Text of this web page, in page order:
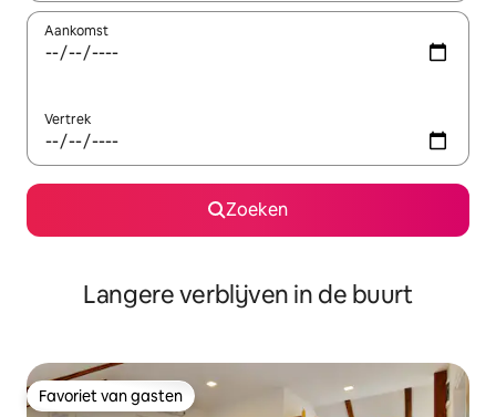
Aankomst
Vertrek
Zoeken
Langere verblijven in de buurt
Favoriet van gasten
Favoriet van gasten